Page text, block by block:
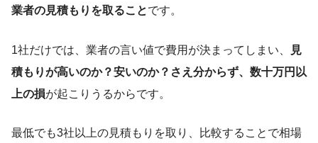
業者の見積もりを取ることです。
1社だけでは、業者の言い値で費用が決まってしまい、
見
積もりが高いのか？安いのか？さえ分からず、数十万円以
上の損が起こりうるからです。
最低でも3社以上の見積もりを取り、比較することで相場